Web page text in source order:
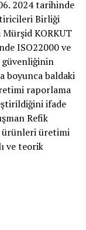
2024 tarihinde
Birliği
KORKUT
ISO22000 ve
güvenliğinin
boyunca baldaki
raporlama
ifade
Refik
ürünleri üretimi
ve teorik